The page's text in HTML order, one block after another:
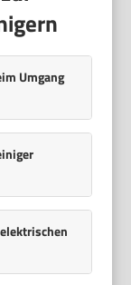
Umgang